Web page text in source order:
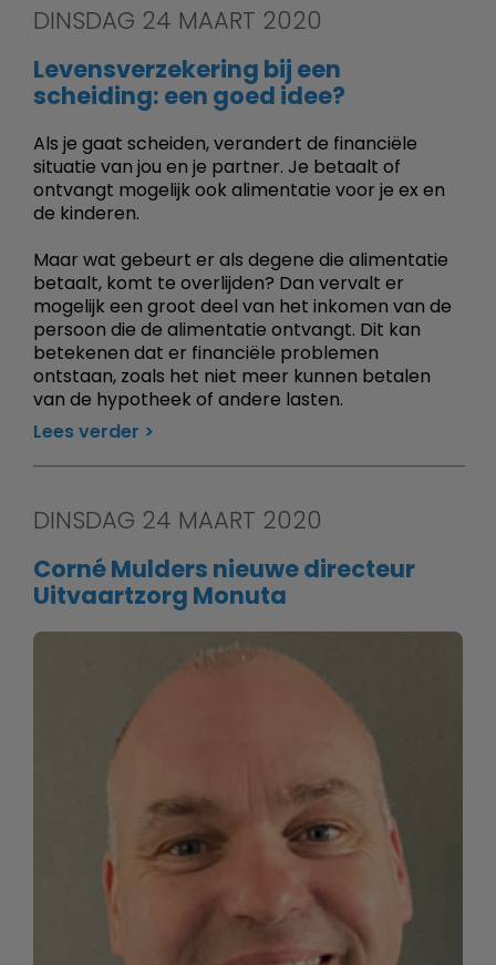
DINSDAG 24 MAART 2020
Levensverzekering bij een
scheiding: een goed idee?
Als je gaat scheiden, verandert de financiële
situatie van jou en je partner. Je betaalt of
ontvangt mogelijk ook alimentatie voor je ex en
de kinderen.
Maar wat gebeurt er als degene die alimentatie
betaalt, komt te overlijden? Dan vervalt er
mogelijk een groot deel van het inkomen van de
persoon die de alimentatie ontvangt. Dit kan
betekenen dat er financiële problemen
ontstaan, zoals het niet meer kunnen betalen
van de hypotheek of andere lasten.
Lees verder
DINSDAG 24 MAART 2020
Corné Mulders nieuwe directeur
Uitvaartzorg Monuta